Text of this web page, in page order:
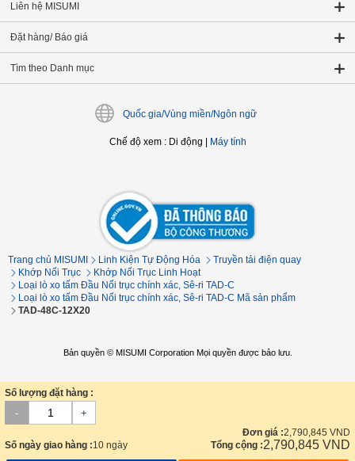
Liên hệ MISUMI
Đặt hàng/ Báo giá
Tìm theo Danh mục
Quốc gia/Vùng miền/Ngôn ngữ
Chế độ xem: Di động Máy tính
Trang chủ MISUMI Linh Kiện Tự Động Hóa
Truyền tải điện quay
Khớp Nối Trục
Khớp Nối Trục Linh Hoạt
Loại lò xo tấm Đầu Nối trục chính xác, Sê-ri TAD-C
Loại lò xo tấm Đầu Nối trục chính xác, Sê-ri TAD-C Mã sản phẩm
TAD-48C-12X20
Bản quyền © MISUMI Corporation Mọi quyền được bảo lưu.
Số lượng đặt hàng :
- +
Số ngày giao hàng :10 ngày
Đơn giá :2,790,845 VND
Tổng cộng :2,790,845 VND